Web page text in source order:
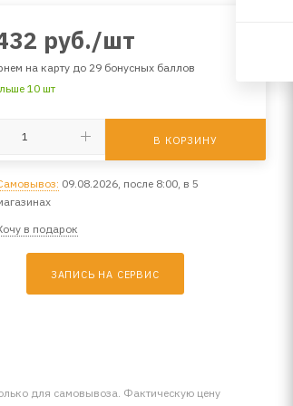
руб./шт
на карту до 29 бонусных баллов
10 шт
В КОРЗИНУ
09.08.2026, после 8:00, в 5
в подарок
ЗАПИСЬ НА СЕРВИС
для самовывоза. Фактическую цену